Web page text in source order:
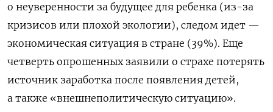
о неуверенности за будущее для ребенка (из-за
кризисов или плохой экологии), следом идет —
экономическая ситуация в стране (39%). Еще
четверть опрошенных заявили о страхе потерять
источник заработка после появления детей,
а также «внешнеполитическую ситуацию».